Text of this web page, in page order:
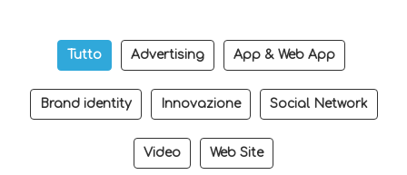
Tutto Advertising App & Web App
Brand identity Innovazione Social Network
Video Web Site